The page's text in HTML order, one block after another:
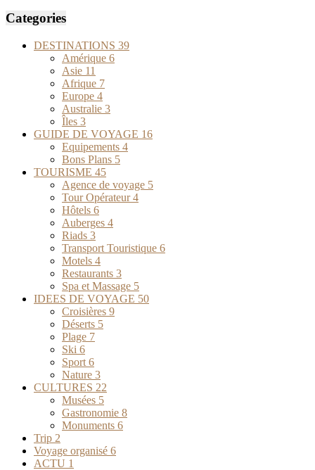
Categories
DESTINATIONS 39
Amérique 6
Asie 11
Afrique 7
Europe 4
Australie 3
Îles 3
GUIDE DE VOYAGE 16
Equipements 4
Bons Plans 5
TOURISME 45
Agence de voyage 5
Tour Opérateur4
Hôtels 6
Auberges 4
Riads 3
Transport Touristique 6
Motels 4
Restaurants 3
Spa et Massage 5
IDEES DE VOYAGE 50
Croisières 9
Déserts 5
Plage 7
Ski 6
Sport 6
Nature 3
CULTURES 22
Musées 5
Gastronomie 8
Monuments 6
Trip 2
Voyage organisé 6
ACTU 1